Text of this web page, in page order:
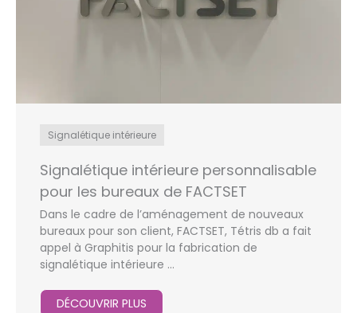
Signalétique intérieure
Signalétique intérieure personnalisable
pour les bureaux de FACTSET
Dans le cadre de l’aménagement de nouveaux
bureaux pour son client, FACTSET, Tétris db a fait
appel à Graphitis pour la fabrication de
signalétique intérieure ...
DÉCOUVRIR PLUS